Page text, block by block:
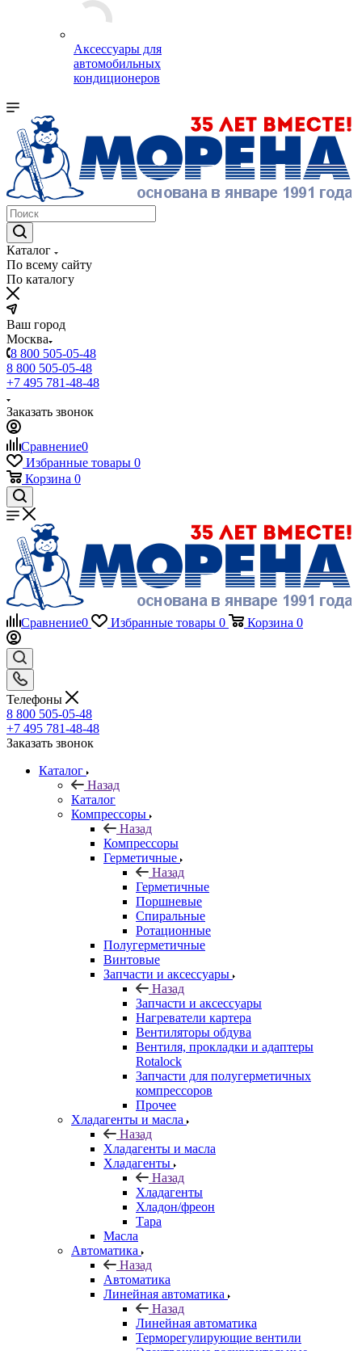
Аксессуары для
автомобильных
кондиционеров
Каталог
По всему сайту
По каталогу
Ваш город
Москва
8 800 505-05-48
8 800 505-05-48
+7 495 781-48-48
Заказать звонок
Сравнение0
Избранные товары 0
Корзина 0
Сравнение0 Избранные товары 0 Корзина 0
Телефоны
8 800 505-05-48
+7 495 781-48-48
Заказать звонок
Каталог
Назад
Каталог
Компрессоры
Назад
Компрессоры
Герметичные
Назад
Герметичные
Поршневые
Спиральные
Ротационные
Полугерметичные
Винтовые
Запчасти и аксессуары
Назад
Запчасти и аксессуары
Нагреватели картера
Вентиляторы обдува
Вентиля, прокладки и адаптеры
Rotalock
Запчасти для полугерметичных
компрессоров
Прочее
Хладагенты и масла
Назад
Хладагенты и масла
Хладагенты
Назад
Хладагенты
Хладон/фреон
Тара
Масла
Автоматика
Назад
Автоматика
Линейная автоматика
Назад
Линейная автоматика
Терморегулирующие вентили